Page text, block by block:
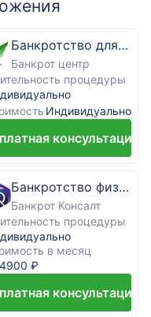
Банкротство для физических лиц
Банкрот центр
процедуры
Индивидуально
консультация
Банкротство физических лиц под ключ
Банкрот Консалт
процедуры
в месяц
₽
консультация